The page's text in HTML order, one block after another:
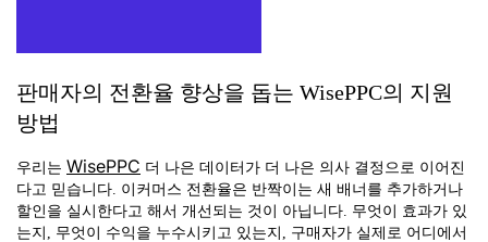
판매자의 전환율 향상을 돕는 WisePPC의 지원
방법
우리는 WisePPC 더 나은 데이터가 더 나은 의사 결정으로 이어진
다고 믿습니다. 이커머스 전환율은 반짝이는 새 배너를 추가하거나
할인을 실시한다고 해서 개선되는 것이 아닙니다. 무엇이 효과가 있
는지, 무엇이 수익을 누수시키고 있는지, 구매자가 실제로 어디에서